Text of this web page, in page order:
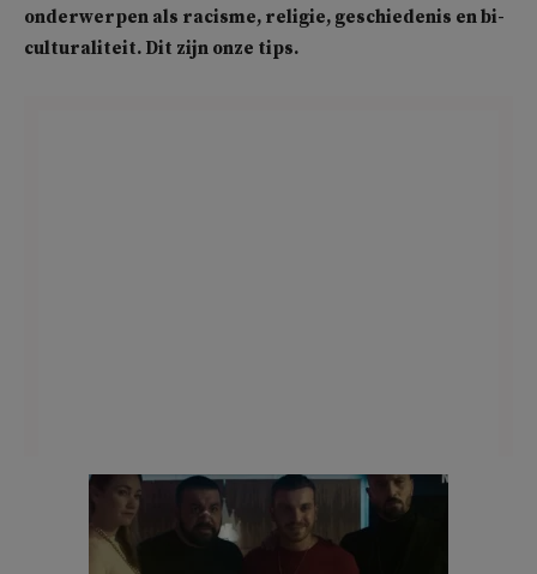
onderwerpen als racisme, religie, geschiedenis en bi-
culturaliteit. Dit zijn onze tips.